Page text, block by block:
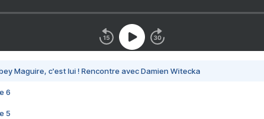
Maguire, c'est lui ! Rencontre avec Damien Witecka
6
5